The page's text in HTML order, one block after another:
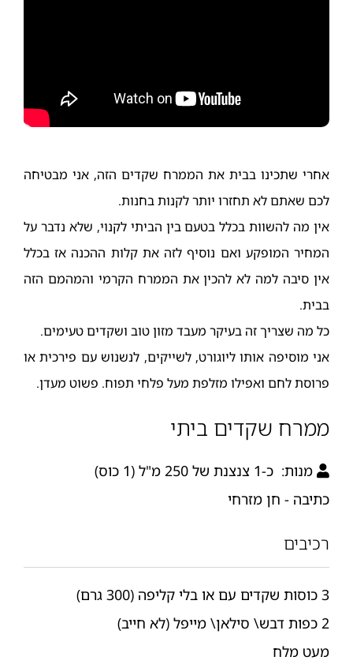
אחרי שתכינו בבית את הממרח שקדים הזה, אני מבטיחה
לכם שאתם לא תחזרו יותר לקנות בחנות.
אין מה להשוות בכלל בטעם בין הביתי לקנוי, שלא נדבר על
המחיר המופקע ואם נוסיף לזה את קלות ההכנה אז בכלל
אין סיבה למה לא להכין את הממרח הקרמי והמהמם הזה
בבית.
כל מה שצריך זה בעיקר מעבד מזון טוב ושקדים טעימים.
אני מוסיפה אותו ליוגורט, לשייקים, לנשנוש עם פירכית או
פרוסת לחם ואפילו מזלפת מעל פלחי תפוח. פשוט מעדן.
ממרח שקדים ביתי
מנות: כ-1 צנצנת של 250 מ"ל (1 כוס)
כתיבה - חן מזרחי
רכיבים
3 כוסות שקדים עם או בלי קליפה (300 גרם)
2 כפות דבש\ סילאן\ מייפל (לא חייב)
מעט מלח